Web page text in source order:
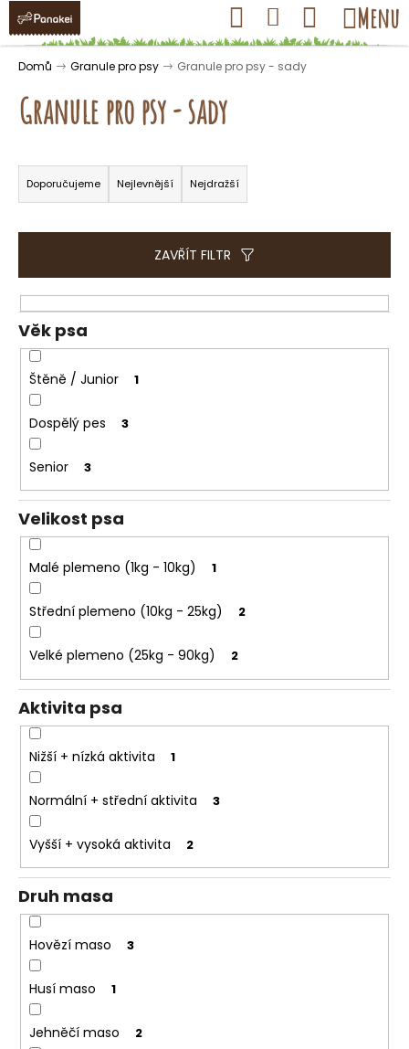
Přejít
obsah
Hledat Přihlášení
Nákupní
košík
Menu
Domů Granule pro psy Granule pro psy - sady
Granule pro psy - sady
Ř
a
z
e
í
p
r
o
d
u
k
ů
Doporučujeme Nejlevnější Nejdražší
ZAVŘÍT FILTR
Věk psa
Štěně / Junior 1
Dospělý pes 3
Senior 3
Velikost psa
Malé plemeno (1kg - 10kg) 1
Střední plemeno (10kg - 25kg) 2
Velké plemeno (25kg - 90kg) 2
Aktivita psa
Nižší + nízká aktivita 1
Normální + střední aktivita 3
Vyšší + vysoká aktivita 2
Druh masa
Hovězí maso 3
Husí maso 1
Jehněčí maso 2
K
o Zpět
Zpět
C
o
t
ř
e
b
u
e
e
n
a
j
?
D
o
p
o
u
č
u
m